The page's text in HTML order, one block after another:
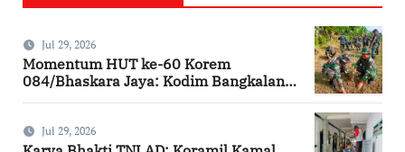
Jul 29, 2026
Momentum HUT ke-60 Korem
084/Bhaskara Jaya: Kodim Bangkalan
Jul 29, 2026